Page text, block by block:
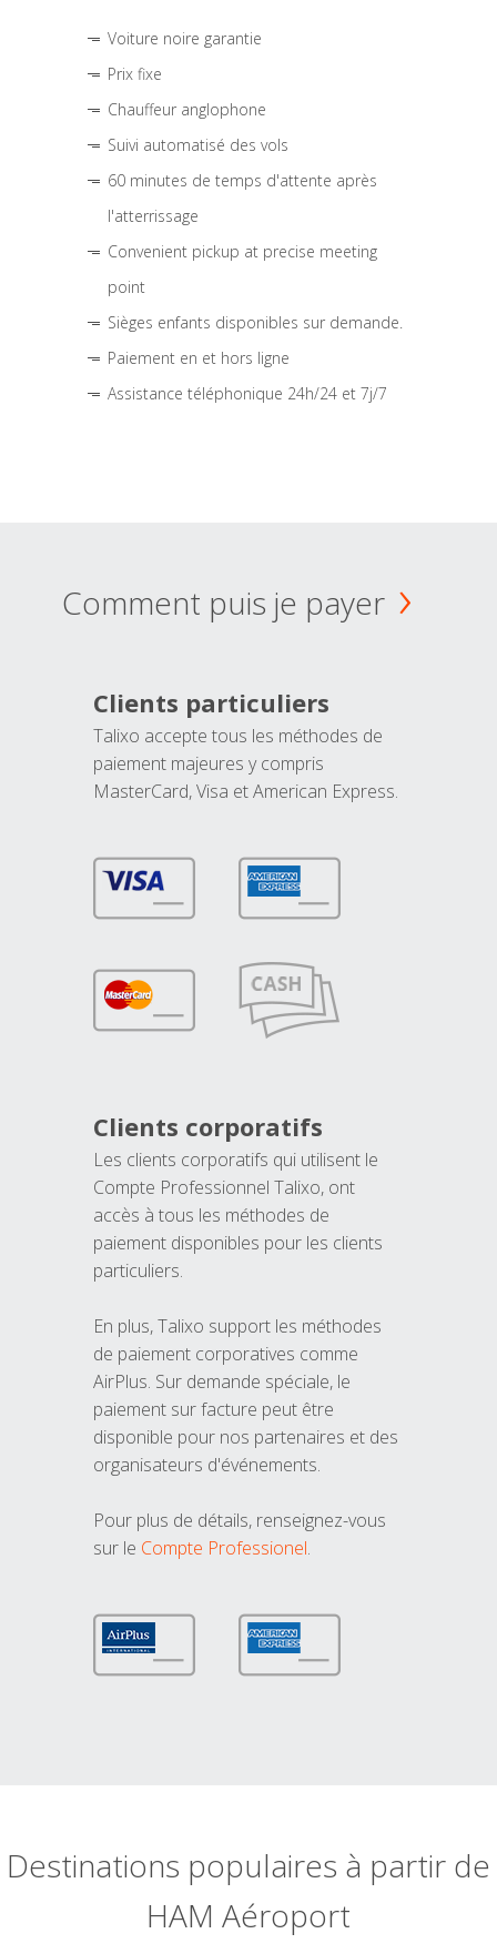
Voiture noire garantie
Prix fixe
Chauffeur anglophone
Suivi automatisé des vols
60 minutes de temps d'attente après
l'atterrissage
Convenient pickup at precise meeting
point
Sièges enfants disponibles sur demande.
Paiement en et hors ligne
Assistance téléphonique 24h/24 et 7j/7
Comment puis je payer
Clients particuliers
Talixo accepte tous les méthodes de
paiement majeures y compris
MasterCard, Visa et American Express.
Clients corporatifs
Les clients corporatifs qui utilisent le
Compte Professionnel Talixo, ont
accès à tous les méthodes de
paiement disponibles pour les clients
particuliers.
En plus, Talixo support les méthodes
de paiement corporatives comme
AirPlus. Sur demande spéciale, le
paiement sur facture peut être
disponible pour nos partenaires et des
organisateurs d'événements.
Pour plus de détails, renseignez-vous
sur le Compte Professionel.
Destinations populaires à partir de
HAM Aéroport